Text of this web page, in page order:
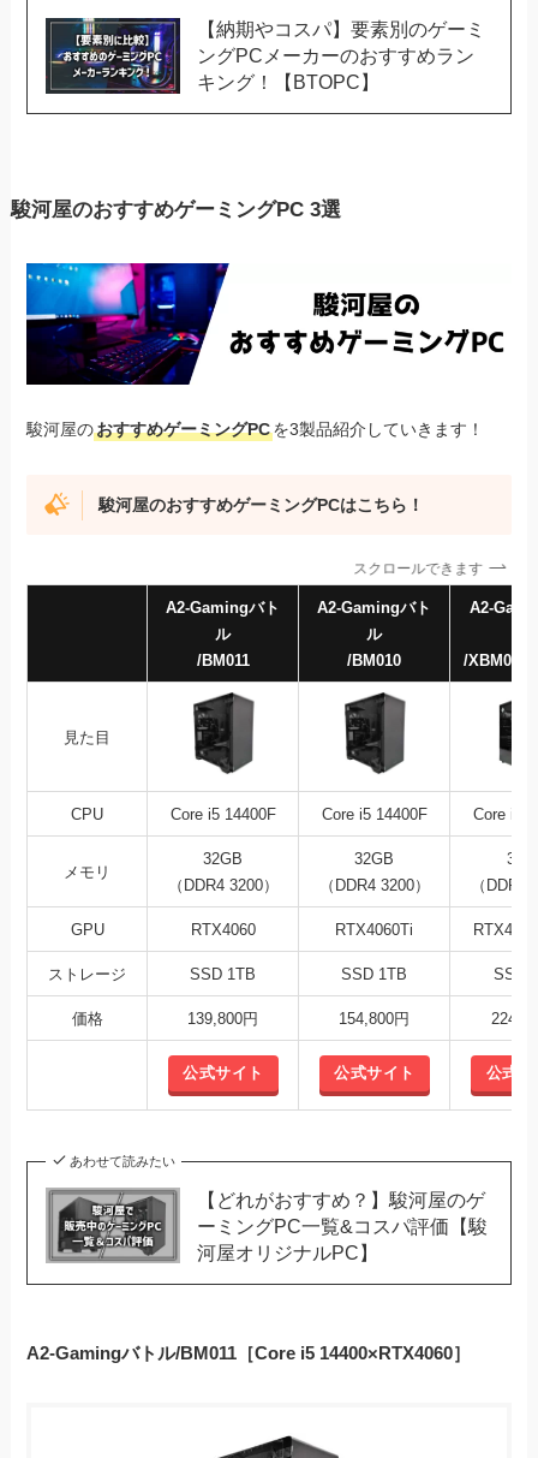
【納期やコスパ】要素別のゲーミ
ングPCメーカーのおすすめラン
キング！【BTOPC】
駿河屋のおすすめゲーミングPC 3選
駿河屋のおすすめゲーミングPCを3製品紹介していきます！
駿河屋のおすすめゲーミングPCはこちら！
スクロールできます
A2-Gamingバト
ル
/BM011
A2-Gamingバト
ル
/BM010
A2-
/
見た目
CPU Core i5 14400F Core i5 14400F Core i7
メモリ
32GB
（DDR4 3200）
32GB
（DDR4 3200）
（DDR4
GPU RTX4060 RTX4060Ti
ストレージ SSD 1TB SSD 1TB SSD
価格 139,800円 154,800円
公式サイト 公式サイト 公式サ
あわせて読みたい
【どれがおすすめ？】駿河屋のゲ
ーミングPC一覧&コスパ評価【駿
河屋オリジナルPC】
A2-Gamingバトル/BM011［Core i5 14400×RTX4060］